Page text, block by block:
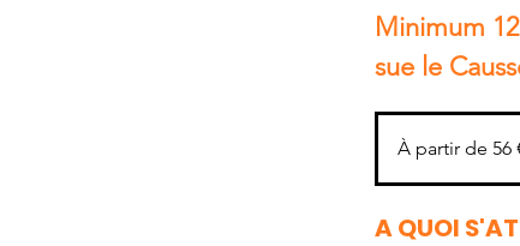
Minimum
sue le
À partir de 56
A QUOI